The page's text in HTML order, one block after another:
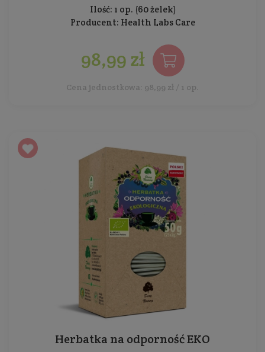
Ilość: 1 op. (60 żelek)
Producent: Health Labs Care
98,99 zł
Cena jednostkowa: 98,99 zł / 1 op.
Herbatka na odporność EKO